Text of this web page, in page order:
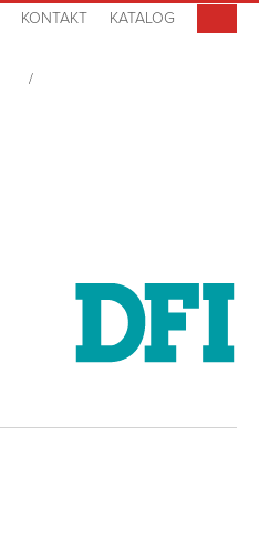
KONTAKT KATALOG